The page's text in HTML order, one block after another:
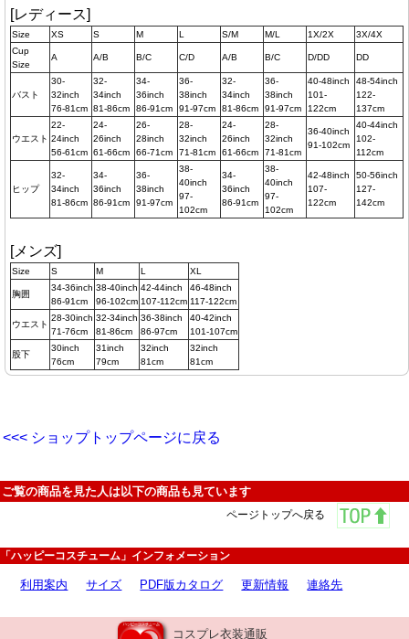
[レディース]
Size XS S M L S/M M/L 1X/2X
3X/4X
Cup
Size
A A/B B/C C/D A/B B/C D/DD DD
バスト
30-
32inch
76-81cm
32-
34inch
81-86cm
34-
36inch
86-91cm
36-
38inch
91-97cm
32-
34inch
81-86cm
36-
38inch
91-97cm
40-48inch
101-
122cm
48-54inch
122-
137cm
ウエスト
22-
24inch
56-61cm
24-
26inch
61-66cm
26-
28inch
66-71cm
28-
32inch
71-81cm
24-
26inch
61-66cm
28-
32inch
71-81cm
36-40inch
91-102cm
40-44inch
102-
112cm
ヒップ
32-
34inch
81-86cm
34-
36inch
86-91cm
36-
38inch
91-97cm
38-
40inch
97-
102cm
34-
36inch
86-91cm
38-
40inch
97-
102cm
42-48inch
107-
122cm
50-56inch
127-
142cm
[メンズ]
Size S M L XL
胸囲
34-36inch
86-91cm
38-40inch
96-102cm
42-44inch
107-112cm
46-48inch
117-122cm
ウエスト
28-30inch
71-76cm
32-34inch
81-86cm
36-38inch
86-97cm
40-42inch
101-107cm
股下
30inch
76cm
31inch
79cm
32inch
81cm
32inch
81cm
<<< ショップトップページに戻る
ご覧の商品を見た人は以下の商品も見ています
ページトップへ戻る
「ハッピーコスチューム」インフォメーション
利用案内 サイズ PDF版カタログ 更新情報 連絡先
コスプレ衣装通販